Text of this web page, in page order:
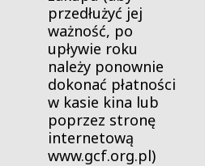
przedłużyć jej
ważność, po
upływie roku
należy ponownie
dokonać płatności
w kasie kina lub
poprzez stronę
internetową
www.gcf.org.pl)